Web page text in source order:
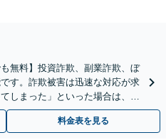
無料】投資詐欺、副業詐欺、ぼ
す。詐欺被害は迅速な対応が求
しまった」といった場合は、お
ル・WEB相談可】
料金表を見る